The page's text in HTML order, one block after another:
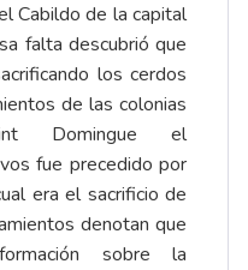
Cabildo de la capital
falta descubrió que
los cerdos
de las colonias
Domingue el
fue precedido por
era el sacrificio de
denotan que
sobre la